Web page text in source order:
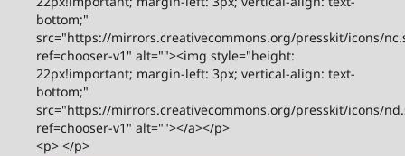
bottom;"
src="https://mirrors.creativecommons.org/presskit/icons/
ref=chooser-v1" alt=""><img style="height:
22px!important; margin-left: 3px; vertical-align: text-
bottom;"
src="https://mirrors.creativecommons.org/presskit/icons/
ref=chooser-v1" alt=""></a></p>
<p> </p>